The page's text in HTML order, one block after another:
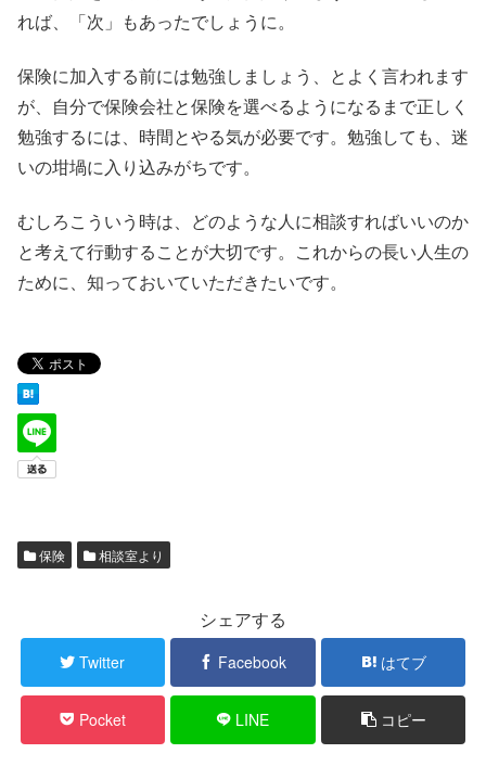
れば、「次」もあったでしょうに。
保険に加入する前には勉強しましょう、とよく言われます
が、自分で保険会社と保険を選べるようになるまで正しく
勉強するには、時間とやる気が必要です。勉強しても、迷
いの坩堝に入り込みがちです。
むしろこういう時は、どのような人に相談すればいいのか
と考えて行動することが大切です。これからの長い人生の
ために、知っておいていただきたいです。
保険 相談室より
シェアする
Twitter Facebook はてブ
Pocket LINE コピー